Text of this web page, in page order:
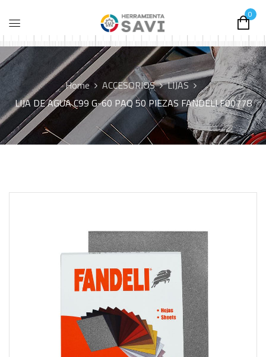
0
Home ACCESORIOS
LIJAS
LIJA DE AGUA C99 G-60 PAQ 50 PIEZAS FANDELI F00778